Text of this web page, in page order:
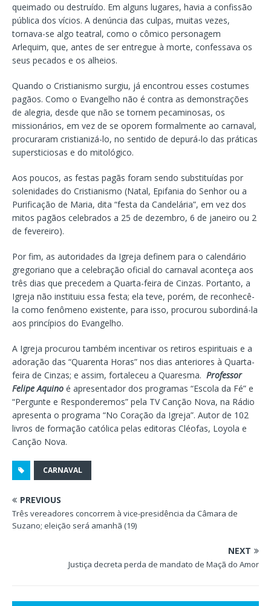
queimado ou destruído. Em alguns lugares, havia a confissão
pública dos vícios. A denúncia das culpas, muitas vezes,
tornava-se algo teatral, como o cômico personagem
Arlequim, que, antes de ser entregue à morte, confessava os
seus pecados e os alheios.
Quando o Cristianismo surgiu, já encontrou esses costumes
pagãos. Como o Evangelho não é contra as demonstrações
de alegria, desde que não se tornem pecaminosas, os
missionários, em vez de se oporem formalmente ao carnaval,
procuraram cristianizá-lo, no sentido de depurá-lo das práticas
supersticiosas e do mitológico.
Aos poucos, as festas pagãs foram sendo substituídas por
solenidades do Cristianismo (Natal, Epifania do Senhor ou a
Purificação de Maria, dita “festa da Candelária”, em vez dos
mitos pagãos celebrados a 25 de dezembro, 6 de janeiro ou 2
de fevereiro).
Por fim, as autoridades da Igreja definem para o calendário
gregoriano que a celebração oficial do carnaval aconteça aos
três dias que precedem a Quarta-feira de Cinzas. Portanto, a
Igreja não instituiu essa festa; ela teve, porém, de reconhecê-
la como fenômeno existente, para isso, procurou subordiná-la
aos princípios do Evangelho.
A Igreja procurou também incentivar os retiros espirituais e a
adoração das “Quarenta Horas” nos dias anteriores à Quarta-
feira de Cinzas; e assim, fortaleceu a Quaresma. Professor
Felipe Aquino é apresentador dos programas “Escola da Fé” e
“Pergunte e Responderemos” pela TV Canção Nova, na Rádio
apresenta o programa “No Coração da Igreja”. Autor de 102
livros de formação católica pelas editoras Cléofas, Loyola e
Canção Nova.
CARNAVAL
PREVIOUS
Três vereadores concorrem à vice-presidência da Câmara de
Suzano; eleição será amanhã (19)
NEXT
Justiça decreta perda de mandato de Maçã do Amor